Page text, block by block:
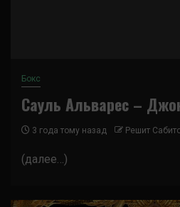
Бокс
Сауль Альварес –
3 года тому назад Решит
(далее…)